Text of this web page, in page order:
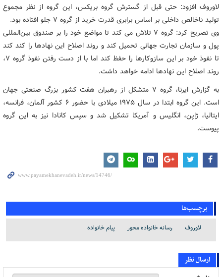
لاوروف افزود: حتی قبل از گسترش گروه بریکس، این گروه از نظر مجموع
تولید ناخالص داخلی بر اساس برابری قدرت خرید از گروه ۷ جلو افتاده بود.
وی تصریح کرد: گروه ۷ تلاش می کند تا مواضع خود را بر صندوق بین‌المللی
پول و سازمان تجارت جهانی تحمیل کند و روند اصلاح این نهادها را کند کند
تا نفوذ خود بر این سازوکارها را حفظ کند اما با از دست رفتن نفوذ گروه ۷،
روند اصلاح این نهادها ادامه خواهد داشت.
به گزارش ایرنا، گروه ۷ متشکل از رهبران هفت کشور بزرگ صنعتی جهان
است. این گروه ابتدا در سال ۱۹۷۵ میلادی با حضور ۶ کشور آلمان، فرانسه،
ایتالیا، ژاپن، انگلیس و آمریکا تشکیل شد و سپس کانادا نیز به این گروه
پیوست.
برچسب‌ها
لاوروف رسانه خانواده محور پیام خانواده
ارسال نظر